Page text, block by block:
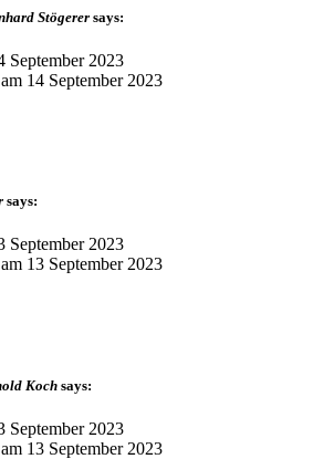
Stögerer says:
September 2023
14 September 2023
says:
September 2023
13 September 2023
Koch says:
September 2023
13 September 2023